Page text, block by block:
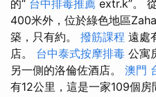
的“ 台中排毒推薦 extr.k”。
400米外，位於綠色地區
築，只有約。 撥筋課程 遠處
店。 台中泰式按摩排毒 公寓
另一側的洛倫佐酒店。 澳門
有12公里，這是一家109個